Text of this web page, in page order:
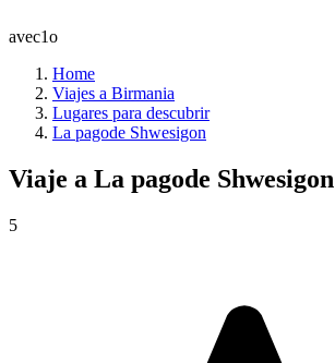
avec1o
Home
Viajes a Birmania
Lugares para descubrir
La pagode Shwesigon
Viaje a La pagode Shwesigon
5